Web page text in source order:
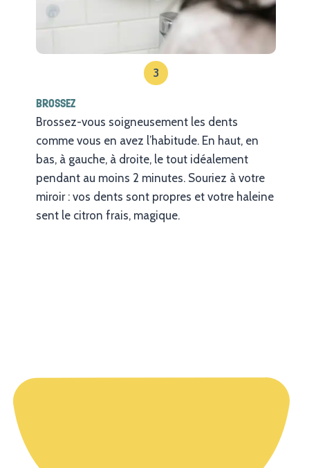
3
BROSSEZ
Brossez-vous soigneusement les dents
comme vous en avez l’habitude. En haut, en
bas, à gauche, à droite, le tout idéalement
pendant au moins 2 minutes. Souriez à votre
miroir : vos dents sont propres et votre haleine
sent le citron frais, magique.